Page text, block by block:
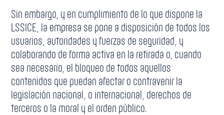
Sin embargo, y en cumplimiento de lo que dispone la
LSSICE, la empresa se pone a disposición de todos los
usuarios, autoridades y fuerzas de seguridad, y
colaborando de forma activa en la retirada o, cuando
sea necesario, el bloqueo de todos aquellos
contenidos que puedan afectar o contravenir la
legislación nacional, o internacional, derechos de
terceros o la moral y el orden público.